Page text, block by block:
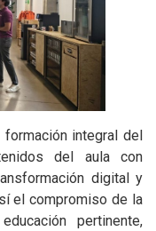
integral del
del aula con
digital y
el compromiso de la
pertinente,